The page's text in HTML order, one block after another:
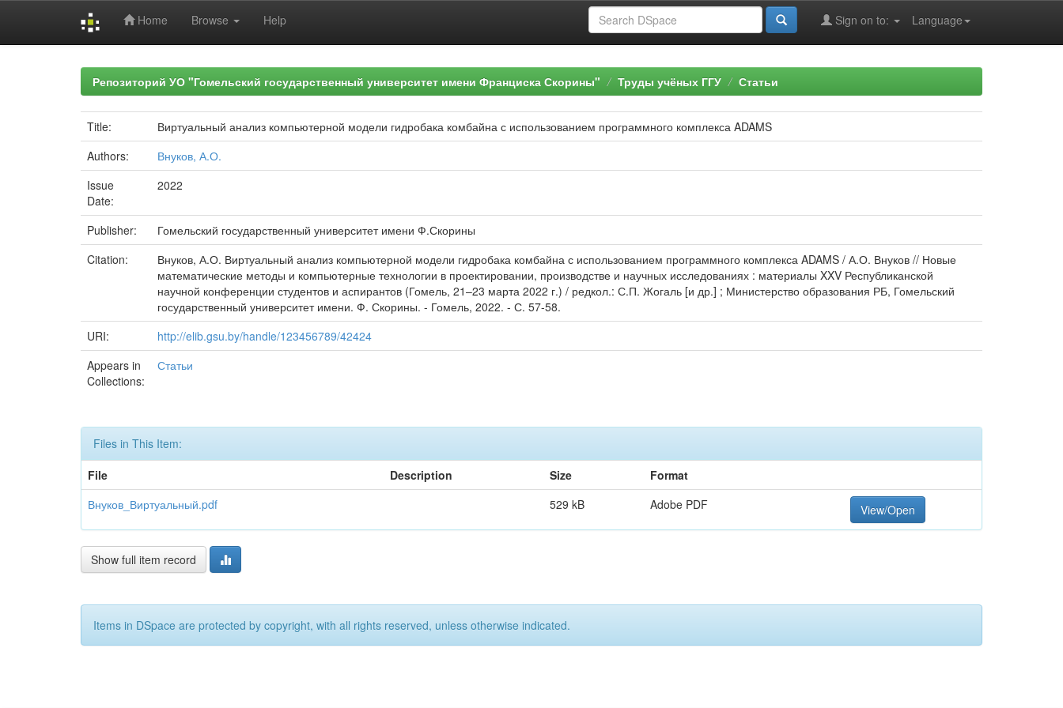
Home Browse Help Language
Sign on to:
Репозиторий УО "Гомельский государственный университет имени Франциска Скорины" Труды учёных ГГУ Статьи
Title:
Виртуальный анализ компьютерной модели гидробака комбайна с использованием программного комплекса ADAMS
Authors:
Внуков, А.О.
Issue
Date:
2022
Publisher:
Гомельский государственный университет имени Ф.Скорины
Citation:
Внуков, А.О. Виртуальный анализ компьютерной модели гидробака комбайна с использованием программного комплекса ADAMS / А.О. Внуков // Новые
математические методы и компьютерные технологии в проектировании, производстве и научных исследованиях : материалы XXV Республиканской
научной конференции студентов и аспирантов (Гомель, 21–23 марта 2022 г.) / редкол.: С.П. Жогаль [и др.] ; Министерство образования РБ, Гомельский
государственный университет имени. Ф. Скорины. - Гомель, 2022. - С. 57-58.
URI:
http://elib.gsu.by/handle/123456789/42424
Appears in
Collections:
Статьи
Files in This Item:
File
Description Size
Format
Внуков_Виртуальный.pdf
529 kB Adobe PDF View/Open
Show full item record
Items in DSpace are protected by copyright, with all rights reserved, unless otherwise indicated.